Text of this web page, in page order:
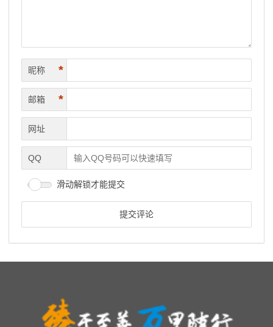
昵称 *
邮箱 *
网址
QQ
滑动解锁才能提交